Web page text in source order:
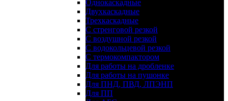
Однокаскадные
Двухкаскадные
Трехкаскадные
С стренговой резкой
С воздушной резкой
С водокольцевой резкой
С термокомпактором
Для работы на дробленке
Для работы на пушонке
Для ПНД, ПВД, ЛПЭНП
Для ПП